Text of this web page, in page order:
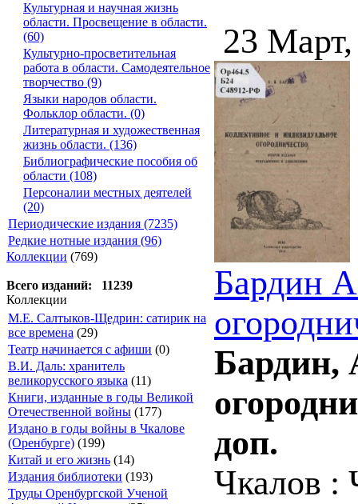
Культурная и научная жизнь
области. Просвещение в области.
(60)
Культурно-просветительная
работа в области. Самодеятельное
творчество (9)
Языки народов области.
Фольклор области. (0)
Литературная и художественная
жизнь области. (136)
Библиографические пособия об
области (108)
Персоналии местных деятелей
(20)
Периодические издания (7235)
Редкие нотные издания (96)
Коллекции (769)
Всего изданий: 11239
Коллекции
М.Е. Салтыков-Щедрин: сатирик на
все времена (29)
Театр начинается с афиши (0)
В.И. Даль: хранитель
великорусского языка (11)
Книги, изданные в годы Великой
Отечественной войны (177)
Издано в годы войны в Чкалове
(Оренбурге) (199)
Китай и его жизнь (14)
Издания библиотеки (193)
Труды Оренбургской Ученой
23
Бардин
Бардин,
доп.
Чкалов :